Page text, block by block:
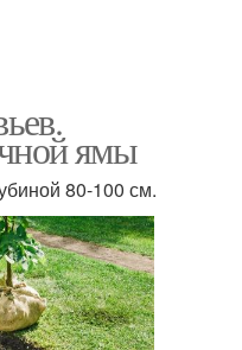
ямы
80-100 см.